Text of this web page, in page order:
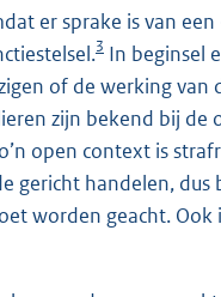
er sprake is van
3 In beginsel
of de werking
zijn bekend bij de
open context is
gericht handelen, dus
worden geacht. Ook